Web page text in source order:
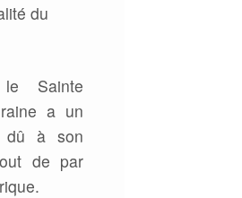
du
Sainte
a un
dû à son
de par